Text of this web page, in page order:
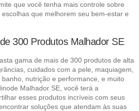
que você tenha mais controle sobre
que melhorem seu bem-estar e
300 Produtos Malhador SE
gama de mais de 300 produtos de alta
cuidados com a pele, maquiagem,
nutrição e performance, e muito
Malhador SE, você terá a
esses produtos incríveis com seus
soluções que atendam às suas